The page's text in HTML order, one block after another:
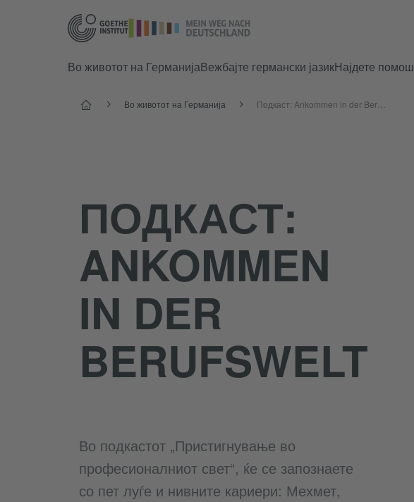
Во животот на ГерманијаВежбајте германски јазикНајдете помош
Почеток Во животот на Германија
ПОДКАСТ:
ANKOMMEN
IN DER
BERUFSWELT
Во подкастот „Пристигнување во
професионалниот свет“, ќе се запознаете
со пет луѓе и нивните кариери: Мехмет,